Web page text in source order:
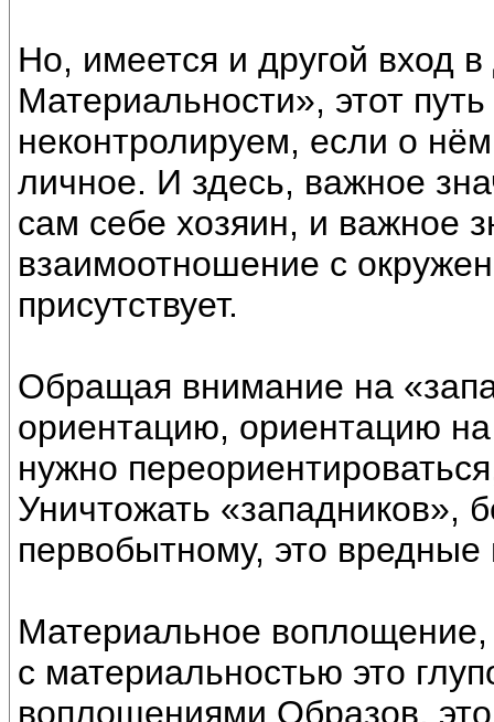
Но, имеется и другой вход
Материальности», этот
неконтролируем, если о
личное. И здесь, важное
сам себе хозяин, и важное
взаимоотношение с
присутствует.
Обращая внимание на
ориентацию, ориентацию
нужно
Уничтожать «западников»,
первобытному, это вредные
Материальное воплощение,
с материальностью это
воплощениями Образов,